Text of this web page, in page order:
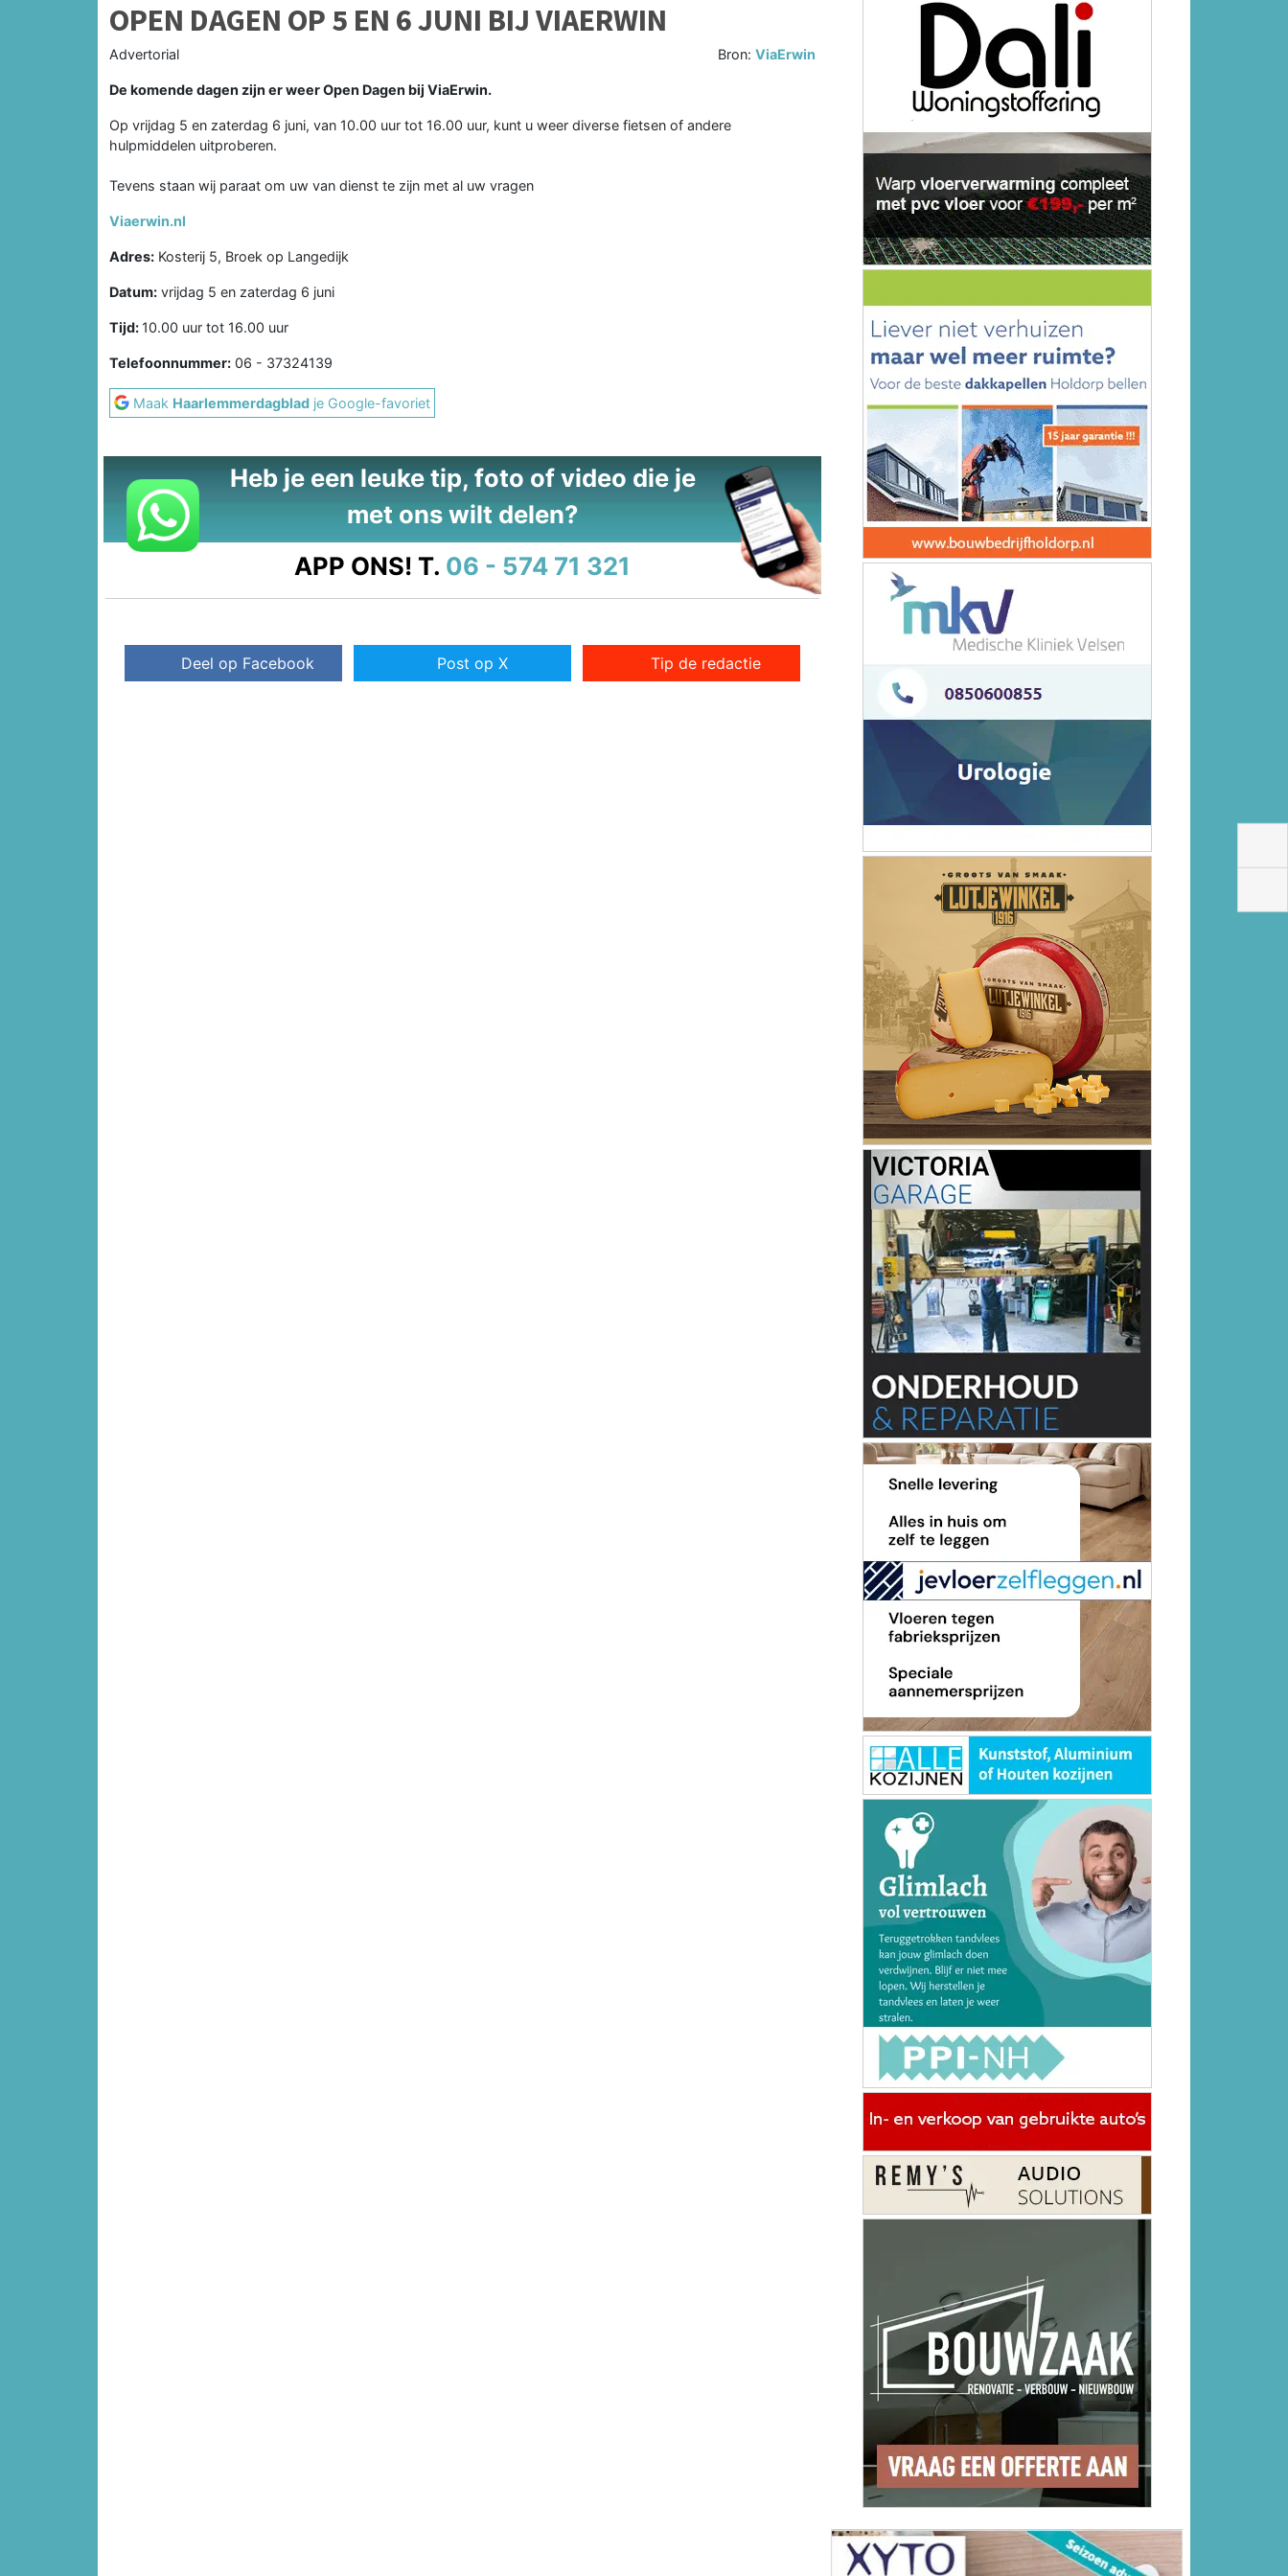
OPEN DAGEN OP 5 EN 6 JUNI BIJ VIAERWIN
Advertorial Bron:ViaErwin
De komende dagen zijn er weer Open Dagen bij ViaErwin.
Op vrijdag 5 en zaterdag 6 juni, van 10.00 uur tot 16.00 uur, kunt u weer diverse fietsen of andere
hulpmiddelen uitproberen.
Tevens staan wij paraat om uw van dienst te zijn met al uw vragen
Viaerwin.nl
Adres: Kosterij 5, Broek op Langedijk
Datum: vrijdag 5 en zaterdag 6 juni
Tijd: 10.00 uur tot 16.00 uur
Telefoonnummer: 06 - 37324139
Maak Haarlemmerdagblad je Google-favoriet
Heb je een leuke tip, foto of video die je
met ons wilt delen?
APP ONS! T. 06 - 574 71 321
Deel op Facebook Post op X Tip de redactie